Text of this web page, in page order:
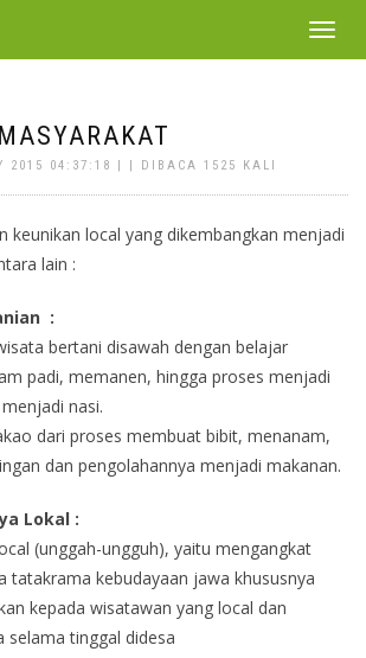
Toggle
2015 04:37:18 | | DIBACA 1525 KALI
keunikan local yang dikembangkan menjadi
lain :
:
bertani disawah dengan belajar
padi, memanen, hingga proses menjadi
nasi.
dari proses membuat bibit, menanam,
dan pengolahannya menjadi makanan.
Lokal :
(unggah-ungguh), yaitu mengangkat
tatakrama kebudayaan jawa khususnya
kepada wisatawan yang local dan
selama tinggal didesa